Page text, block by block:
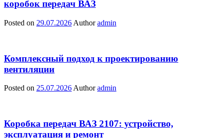
коробок передач ВАЗ
Posted on 29.07.2026 Author admin
Комплексный подход к проектированию
вентиляции
Posted on 25.07.2026 Author admin
Коробка передач ВАЗ 2107: устройство,
эксплуатация и ремонт